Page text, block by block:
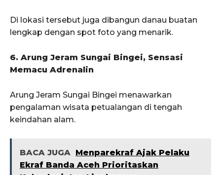
Di lokasi tersebut juga dibangun danau buatan
lengkap dengan spot foto yang menarik.
6. Arung Jeram Sungai Bingei, Sensasi
Memacu Adrenalin
Arung Jeram Sungai Bingei menawarkan
pengalaman wisata petualangan di tengah
keindahan alam.
BACA JUGA Menparekraf Ajak Pelaku
Ekraf Banda Aceh Prioritaskan